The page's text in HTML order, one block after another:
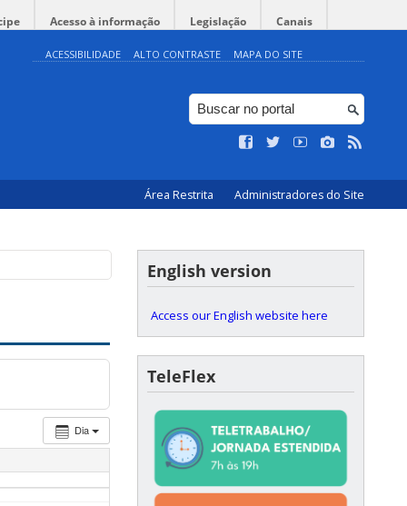
Acesso à informação Legislação Canais
ACESSIBILIDADE ALTO CONTRASTE MAPA DO SITE
Área Restrita Administradores do Site
Dia
English version
Access our English website here
TeleFlex